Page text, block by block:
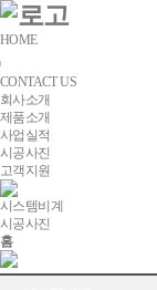
HOME
CONTACT US
회사소개
제품소개
사업실적
시공사진
고객지원
시스템비계
시공사진
홈